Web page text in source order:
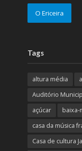
O Ericeira
Tags
altura média
Auditório
açúcar
baixa-
casa da música
Casa de cultura